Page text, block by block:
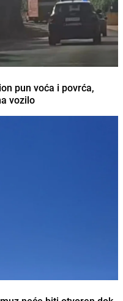
pun voća i povrća,
vozilo